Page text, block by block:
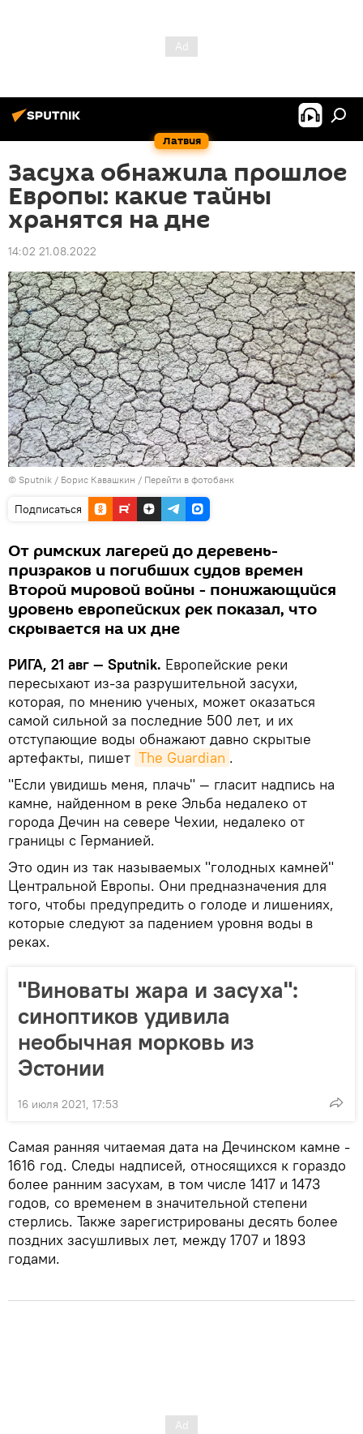
Латвия
Засуха обнажила прошлое
Европы: какие тайны
хранятся на дне
14:02 21.08.2022
© Sputnik / Борис Кавашкин / Перейти в фотобанк
Подписаться
От римских лагерей до деревень-
призраков и погибших судов времен
Второй мировой войны - понижающийся
уровень европейских рек показал, что
скрывается на их дне
РИГА, 21 авг — Sputnik. Европейские реки
пересыхают из-за разрушительной засухи,
которая, по мнению ученых, может оказаться
самой сильной за последние 500 лет, и их
отступающие воды обнажают давно скрытые
артефакты, пишет The Guardian .
"Если увидишь меня, плачь" — гласит надпись на
камне, найденном в реке Эльба недалеко от
города Дечин на севере Чехии, недалеко от
границы с Германией.
Это один из так называемых "голодных камней"
Центральной Европы. Они предназначения для
того, чтобы предупредить о голоде и лишениях,
которые следуют за падением уровня воды в
реках.
"Виноваты жара и засуха":
синоптиков удивила
необычная морковь из
Эстонии
16 июля 2021, 17:53
Самая ранняя читаемая дата на Дечинском камне -
1616 год. Следы надписей, относящихся к гораздо
более ранним засухам, в том числе 1417 и 1473
годов, со временем в значительной степени
стерлись. Также зарегистрированы десять более
поздних засушливых лет, между 1707 и 1893
годами.